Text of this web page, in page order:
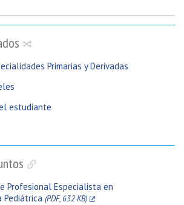
Primarias y Derivadas
estudiante
Profesional Especialista en
Pediátrica (PDF, 632 KB)